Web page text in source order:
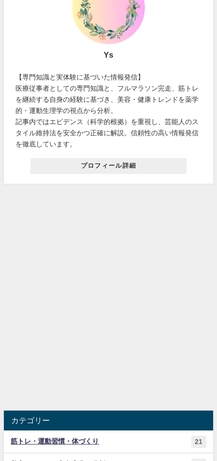
Ys
【専門知識と実体験に基づいた情報発信】
医療従事者としての専門知識と、フルマラソン完走、筋トレ
を継続する自身の経験に基づき、美容・健康トレンドを薬学
的・運動生理学の視点から分析。
記事内ではエビデンス（科学的根拠）を重視し、芸能人のス
タイル維持法を安全かつ正確に解説。信頼性の高い情報発信
を徹底しています。
プロフィール詳細
カテゴリー
筋トレ・運動習慣・体づくり 21